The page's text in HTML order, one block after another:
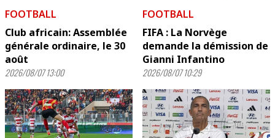
FOOTBALL
Club africain: Assemblée
générale ordinaire, le 30
août
2026/08/07 13:00
FOOTBALL
FIFA : La Norvège
demande la démission de
Gianni Infantino
2026/08/07 10:29